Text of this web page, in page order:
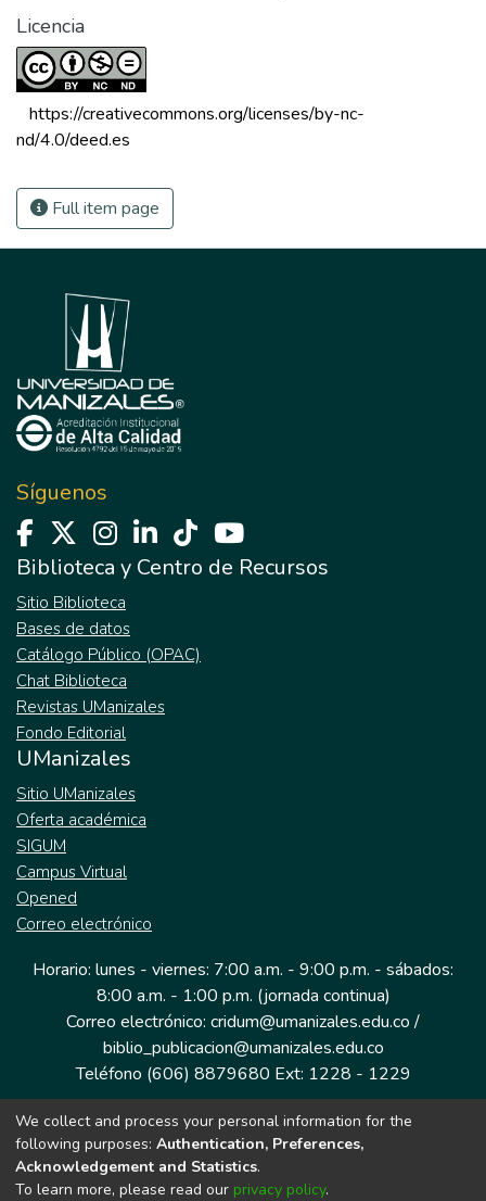
Licencia
https://creativecommons.org/licenses/by-nc-
nd/4.0/deed.es
Full item page
Síguenos
Biblioteca y Centro de Recursos
Sitio Biblioteca
Bases de datos
Catálogo Público (OPAC)
Chat Biblioteca
Revistas UManizales
Fondo Editorial
UManizales
Sitio UManizales
Oferta académica
SIGUM
Campus Virtual
Opened
Correo electrónico
Horario: lunes - viernes: 7:00 a.m. - 9:00 p.m. - sábados:
8:00 a.m. - 1:00 p.m. (jornada continua)
Correo electrónico: cridum@umanizales.edu.co /
biblio_publicacion@umanizales.edu.co
Teléfono (606) 8879680 Ext: 1228 - 1229
Dirección: Cra 9 a # 19-03 Edificio histórico, piso 1
Manizales, Caldas
Colombia.
We collect and process your personal information for the
following purposes: Authentication, Preferences,
Acknowledgement and Statistics.
To learn more, please read our privacy policy.